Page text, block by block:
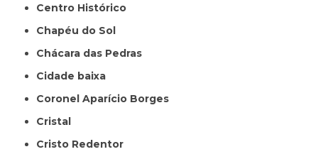
Centro Histórico
Chapéu do Sol
Chácara das Pedras
Cidade baixa
Coronel Aparício Borges
Cristal
Cristo Redentor